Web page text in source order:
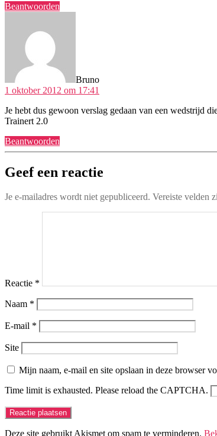
Beantwoorden
Bruno
1 oktober 2012 om 17:41
Je hebt dus gewoon verslag gedaan van een wedstrijd
Trainert 2.0
Beantwoorden
Geef een reactie
Je e-mailadres wordt niet gepubliceerd. Vereiste velden
Reactie *
Naam *
E-mail *
Site
Mijn naam, e-mail en site opslaan in deze browser
Time limit is exhausted. Please reload the CAPTCHA.
Deze site gebruikt Akismet om spam te verminderen.